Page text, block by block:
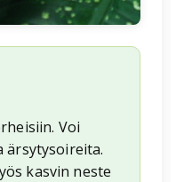
Voi
ärsytysoireita.
kasvin neste